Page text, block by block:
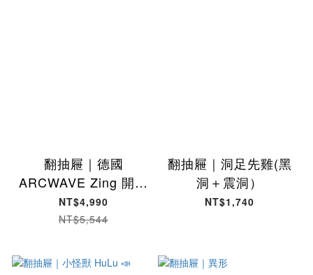
翻抽屜｜德國
ARCWAVE Zing 開放
式震動自慰器
NT$4,990
NT$5,544
翻抽屜｜洞足先雞(黑
洞＋震洞）
NT$1,740